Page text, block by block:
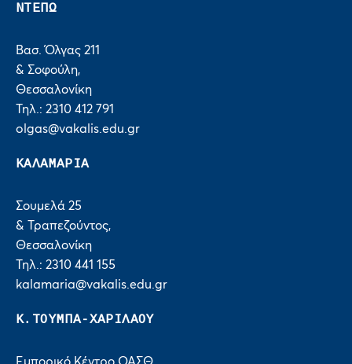
ΝΤΕΠΩ
Βασ. Όλγας 211
& Σοφούλη,
Θεσσαλονίκη
Τηλ.: 2310 412 791
olgas@vakalis.edu.gr
ΚΑΛΑΜΑΡΙΑ
Σουμελά 25
& Τραπεζούντος,
Θεσσαλονίκη
Τηλ.: 2310 441 155
kalamaria@vakalis.edu.gr
Κ.ΤΟΥΜΠΑ-ΧΑΡΙΛΑΟΥ